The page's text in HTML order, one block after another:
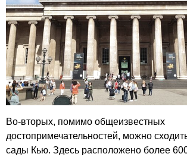
Во-вторых, помимо общеизвестных
достопримечательностей, можно
сады Кью. Здесь расположено более